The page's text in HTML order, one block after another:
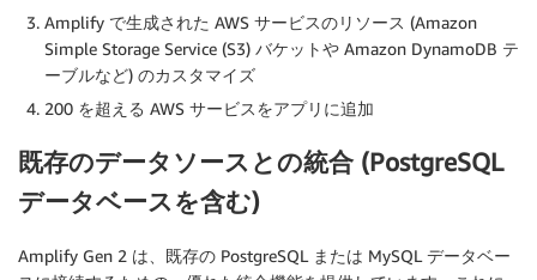
Amplify で生成された AWS サービスのリソース (Amazon
Simple Storage Service (S3) バケットや Amazon DynamoDB テ
ーブルなど) のカスタマイズ
200 を超える AWS サービスをアプリに追加
既存のデータソースとの統合 (PostgreSQL
データベースを含む)
Amplify Gen 2 は、既存の PostgreSQL または MySQL データベー